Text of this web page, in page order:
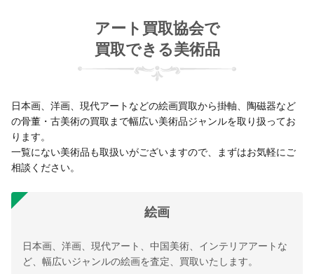
アート買取協会で
買取できる美術品
日本画、洋画、現代アートなどの絵画買取から掛軸、陶磁器など
の骨董・古美術の買取まで幅広い美術品ジャンルを取り扱ってお
ります。
一覧にない美術品も取扱いがございますので、まずはお気軽にご
相談ください。
絵画
日本画、洋画、現代アート、中国美術、インテリアアートな
ど、幅広いジャンルの絵画を査定、買取いたします。